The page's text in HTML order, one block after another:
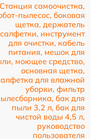
Станция самоочистка,
пылесос, боковая
щетка, держатель
салфетки, инструмент
для очистки, кабель
питания, мешок для
моющее средство,
основная щетка,
для влажной
уборки, фильтр
бак для
пыли 3,2 л, бак для
чистой воды 4,5 л,
руководство
пользователя